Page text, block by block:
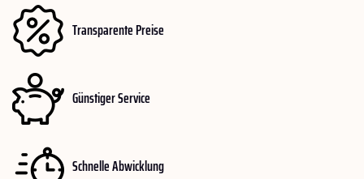
Transparente Preise
Günstiger Service
Schnelle Abwicklung